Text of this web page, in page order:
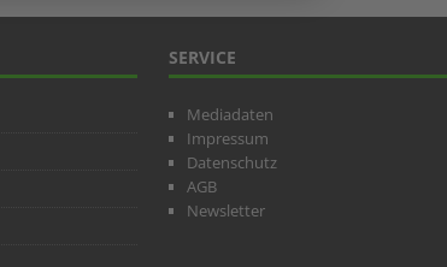
SERVICE
Mediadaten
Impressum
Datenschutz
AGB
Newsletter